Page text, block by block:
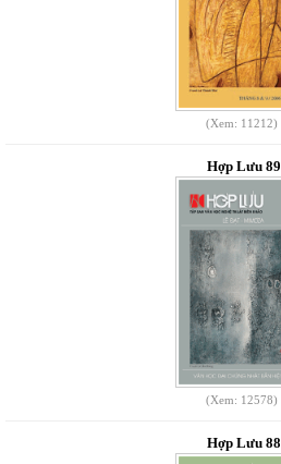
(Xem: 11212)
Hợp Lưu 89
(Xem: 12578)
Hợp Lưu 88